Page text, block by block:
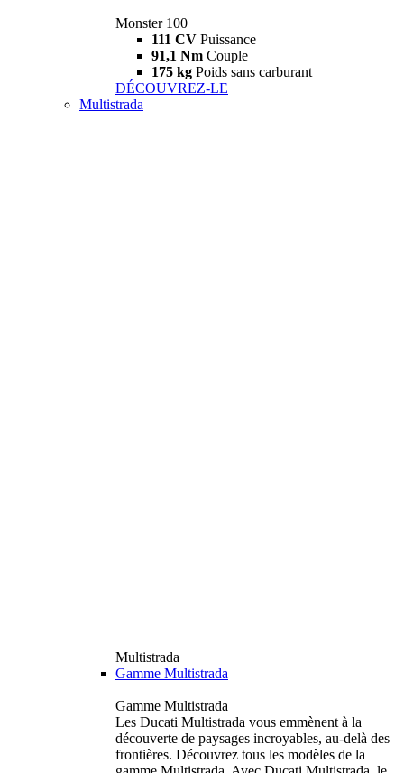
Monster 100
111 CV Puissance
91,1 Nm Couple
175 kg Poids sans carburant
DÉCOUVREZ-LE
Multistrada
Multistrada
Gamme Multistrada
Gamme Multistrada
Les Ducati Multistrada vous emmènent à la
découverte de paysages incroyables, au-delà des
frontières. Découvrez tous les modèles de la